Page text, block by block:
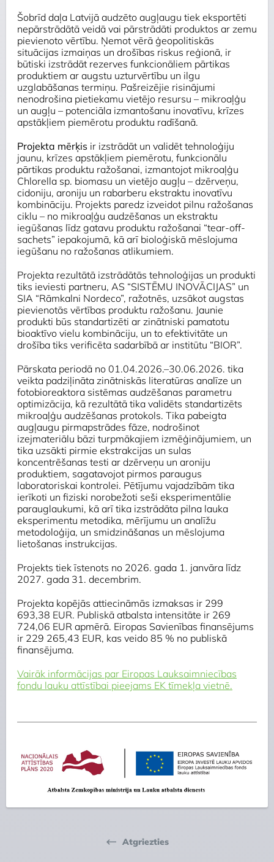
Šobrīd daļa Latvijā audzēto augļaugu tiek eksportēti
nepārstrādātā veidā vai pārstrādāti produktos ar zemu
pievienoto vērtību. Ņemot vērā ģeopolitiskās
situācijas izmaiņas un drošības riskus reģionā, ir
būtiski izstrādāt rezerves funkcionāliem pārtikas
produktiem ar augstu uzturvērtību un ilgu
uzglabāšanas termiņu. Pašreizējie risinājumi
nenodrošina pietiekamu vietējo resursu – mikroaļģu
un augļu – potenciāla izmantošanu inovatīvu, krīzes
apstākļiem piemērotu produktu radīšanā.
Projekta mērķis ir izstrādāt un validēt tehnoloģiju
jaunu, krīzes apstākļiem piemērotu, funkcionālu
pārtikas produktu ražošanai, izmantojot mikroaļģu
Chlorella sp. biomasu un vietējo augļu – dzērveņu,
cidoniju, aroniju un rabarberu ekstraktu inovatīvu
kombināciju. Projekts paredz izveidot pilnu ražošanas
ciklu – no mikroaļģu audzēšanas un ekstraktu
iegūšanas līdz gatavu produktu ražošanai “tear-off-
sachets” iepakojumā, kā arī bioloģiskā mēslojuma
iegūšanu no ražošanas atlikumiem.
Projekta rezultātā izstrādātās tehnoloģijas un produkti
tiks ieviesti partneru, AS “SISTĒMU INOVĀCIJAS” un
SIA “Rāmkalni Nordeco”, ražotnēs, uzsākot augstas
pievienotās vērtības produktu ražošanu. Jaunie
produkti būs standartizēti ar zinātniski pamatotu
bioaktīvo vielu kombināciju, un to efektivitāte un
drošība tiks verificēta sadarbībā ar institūtu “BIOR”.
Pārskata periodā no 01.04.2026.–30.06.2026. tika
veikta padziļināta zinātniskās literatūras analīze un
fotobioreaktora sistēmas audzēšanas parametru
optimizācija, kā rezultātā tika validēts standartizēts
mikroaļģu audzēšanas protokols. Tika pabeigta
augļaugu pirmapstrādes fāze, nodrošinot
izejmateriālu bāzi turpmākajiem izmēģinājumiem, un
tika uzsākti pirmie ekstrakcijas un sulas
koncentrēšanas testi ar dzērveņu un aroniju
produktiem, sagatavojot pirmos paraugus
laboratoriskai kontrolei. Pētījumu vajadzībām tika
ierīkoti un fiziski norobežoti seši eksperimentālie
parauglaukumi, kā arī tika izstrādāta pilna lauka
eksperimentu metodika, mērījumu un analīžu
metodoloģija, un smidzināšanas un mēslojuma
lietošanas instrukcijas.
Projekts tiek īstenots no 2026. gada 1. janvāra līdz
2027. gada 31. decembrim.
Projekta kopējās attiecināmās izmaksas ir 299
693,38 EUR. Publiskā atbalsta intensitāte ir 269
724,06 EUR apmērā. Eiropas Savienības finansējums
ir 229 265,43 EUR, kas veido 85 % no publiskā
finansējuma.
Vairāk informācijas par Eiropas Lauksaimniecības
fondu lauku attīstībai pieejams EK tīmekļa vietnē.
Atgriezties